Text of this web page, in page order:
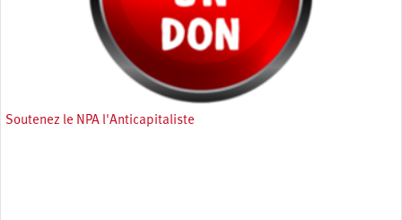
Soutenez le NPA l'Anticapitaliste